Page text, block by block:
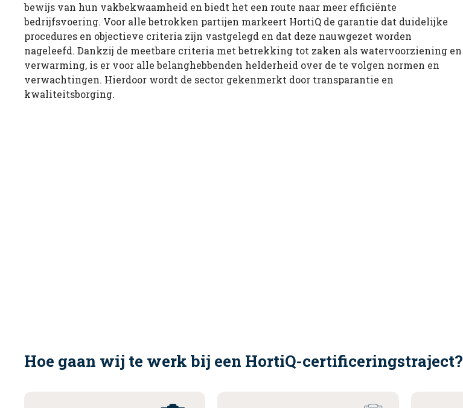
bewijs van hun vakbekwaamheid en biedt het een route naar meer efficiënte
bedrijfsvoering. Voor alle betrokken partijen markeert HortiQ de garantie dat duidelijke
procedures en objectieve criteria zijn vastgelegd en dat deze nauwgezet worden
nageleefd. Dankzij de meetbare criteria met betrekking tot zaken als watervoorziening en
verwarming, is er voor alle belanghebbenden helderheid over de te volgen normen en
verwachtingen. Hierdoor wordt de sector gekenmerkt door transparantie en
kwaliteitsborging.
Hoe gaan wij te werk bij een HortiQ-certificeringstraject?